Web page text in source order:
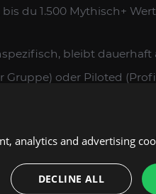
du 1.500 Mythisch+
bleibt
Gruppe) oder Piloted
kein
einen wöchentlichen
analytics and advertising
DECLINE ALL